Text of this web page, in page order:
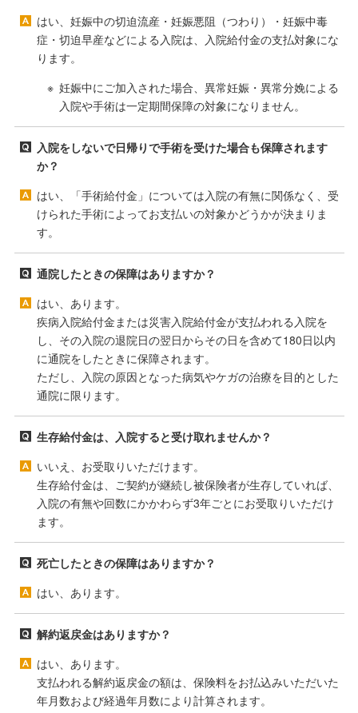
はい、妊娠中の切迫流産・妊娠悪阻（つわり）・妊娠中毒
症・切迫早産などによる入院は、入院給付金の支払対象にな
ります。
妊娠中にご加入された場合、異常妊娠・異常分娩による
入院や手術は一定期間保障の対象になりません。
入院をしないで日帰りで手術を受けた場合も保障されます
か？
はい、「手術給付金」については入院の有無に関係なく、受
けられた手術によってお支払いの対象かどうかが決まりま
す。
通院したときの保障はありますか？
はい、あります。
疾病入院給付金または災害入院給付金が支払われる入院を
し、その入院の退院日の翌日からその日を含めて180日以内
に通院をしたときに保障されます。
ただし、入院の原因となった病気やケガの治療を目的とした
通院に限ります。
生存給付金は、入院すると受け取れませんか？
いいえ、お受取りいただけます。
生存給付金は、ご契約が継続し被保険者が生存していれば、
入院の有無や回数にかかわらず3年ごとにお受取りいただけ
ます。
死亡したときの保障はありますか？
はい、あります。
解約返戻金はありますか？
はい、あります。
支払われる解約返戻金の額は、保険料をお払込みいただいた
年月数および経過年月数により計算されます。